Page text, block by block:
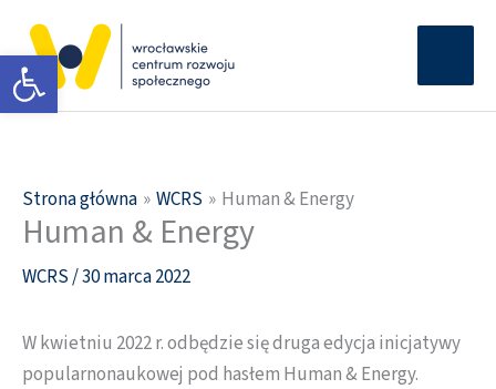
Otwórz pasek narzędzi
treści
Strona główna WCRS Human & Energy
Human & Energy
WCRS/30 marca 2022
W kwietniu 2022 r. odbędzie się druga edycja inicjatywy
popularnonaukowej pod hasłem Human & Energy.